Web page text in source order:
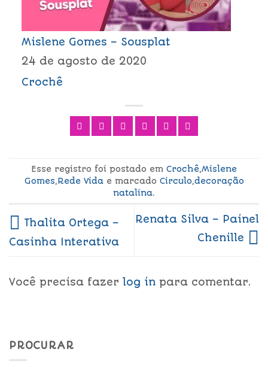
Mislene Gomes – Sousplat
24 de agosto de 2020
Crochê
Esse registro foi postado em Crochê,Mislene
Gomes,Rede Vidae marcado Circulo,decoração
natalina.
Thalita Ortega –
Casinha Interativa
Renata Silva – Painel
Chenille
Você precisa fazer log in para comentar.
PROCURAR